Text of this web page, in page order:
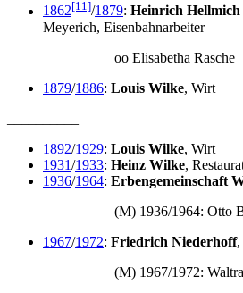
1862[11]/1879: Heinrich Hellmich
Meyerich, Eisenbahnarbeiter
oo Elisabetha Rasche
1879/1886: Louis Wilke, Wirt
1892/1929: Louis Wilke, Wirt
1931/1933: Heinz Wilke,
1936/1964: Erbengemeinschaft
(M) 1936/1964: Otto
1967/1972: Friedrich Niederhoff,
(M) 1967/1972: